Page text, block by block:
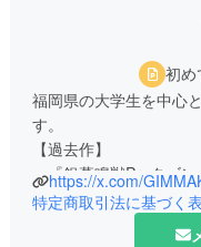
初め
福岡県の大学生を中心
す。
【過去作】
・『銀幕鳴獣Proタゴ
https://x.com/
特定商取引法に基づく